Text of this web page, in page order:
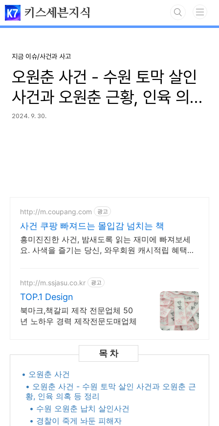
본문 바로가기
키스세븐지식
지금 이슈/사건과 사고
오원춘 사건 - 수원 토막 살인
사건과 오원춘 근황, 인육 의혹
등 정리
2024. 9. 30.
http://m.coupang.com 광고
사건 쿠팡 빠져드는 몰입감 넘치는 책
흥미진진한 사건, 밤새도록 읽는 재미에 빠져보세
요. 사색을 즐기는 당신, 와우회원 캐시적립 혜택으
http://m.ssjasu.co.kr 광고
TOP.1 Design
북마크,책갈피 제작 전문업체 50
년 노하우 경력 제작전문도매업체
• 오원춘 사건
• 오원춘 사건 - 수원 토막 살인 사건과 오원춘 근
황, 인육 의혹 등 정리
• 수원 오원춘 납치 살인사건
• 경찰이 죽게 놔둔 피해자